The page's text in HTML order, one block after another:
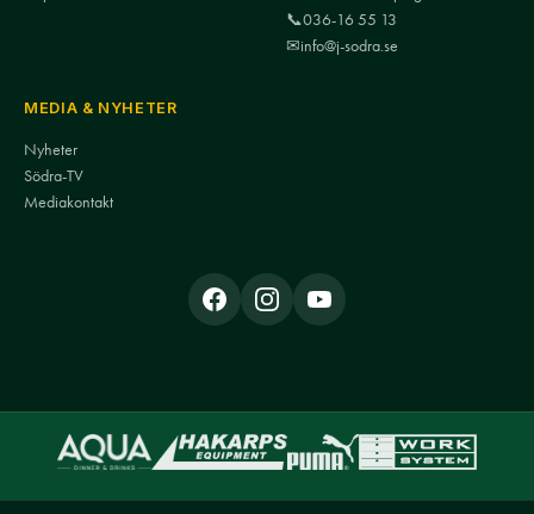
📞036-16 55 13
✉info@j-sodra.se
MEDIA & NYHETER
Nyheter
Södra-TV
Mediakontakt